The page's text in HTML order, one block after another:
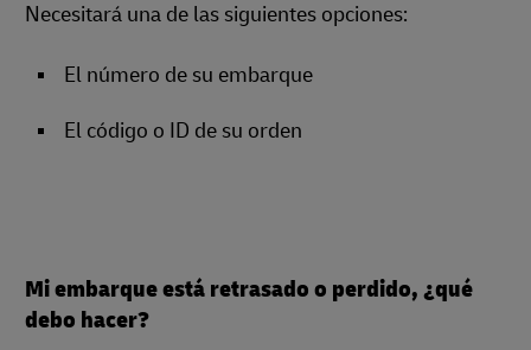
Necesitará una de las siguientes opciones:
El número de su embarque
El código o ID de su orden
Mi embarque está retrasado o perdido, ¿qué
debo hacer?